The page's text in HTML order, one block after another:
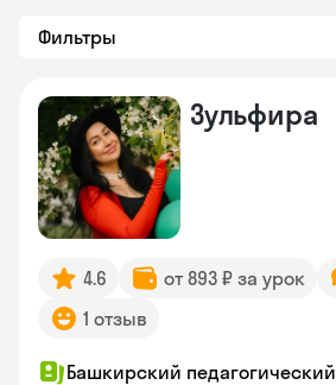
Фильтры
Зульфира
4.6 от 893 ₽ за урок
1 отзыв
Башкирский педагогический